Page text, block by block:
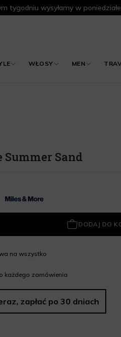
tygodniu wysyłamy w
WŁOSY MEN
Sand
DODAJ DO
na wszystko
każdego zamówienia
zapłać po 30 dniach